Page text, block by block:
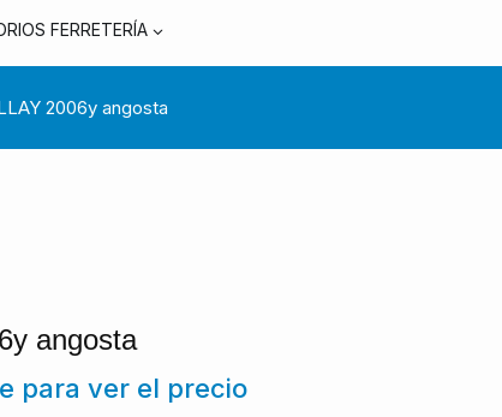
FERRETERÍA
2006y angosta
angosta
para ver el precio